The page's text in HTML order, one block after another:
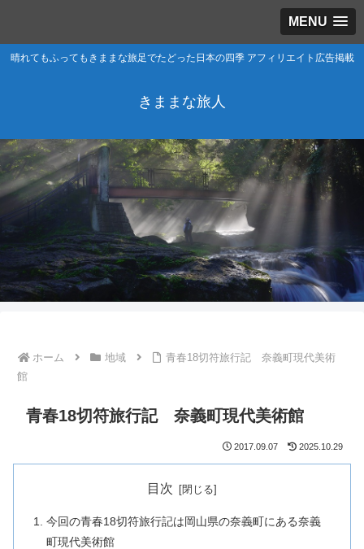
MENU
晴れてもふってもきままな旅足でたどった日本の四季 アフィリエイト広告掲載
きままな旅人
ホーム 地域
青春18切符旅行記 奈義町現代美術
館
青春18切符旅行記 奈義町現代美術館
2017.09.07 2025.10.29
目次
今回の青春18切符旅行記は岡山県の奈義町にある奈義
町現代美術館